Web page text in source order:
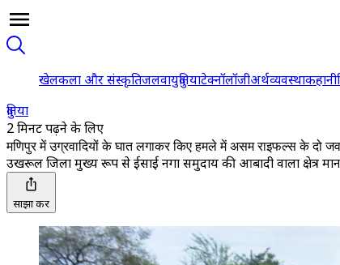
खेलकला और संस्कृतिजलवायुदुनियाटेक्नॉलॉजीअर्थव्यवस्थाकहानी
दुनिया
2 मिनट पढ़ने के लिए
मणिपुर में उग्रवादियों के घात लगाकर किए हमले में असम राइफल्स के दो
उखरूल जिला मुख्य रूप से ईसाई नगा समुदाय की आबादी वाला क्षेत्र
साझा करें